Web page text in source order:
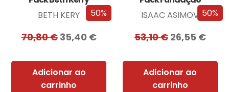
50%
BETH KERY
70,80€ 35,40 €
Adicionar ao
carrinho
50%
ISAAC ASIMOV
53,10€ 26,55 €
Adicionar ao
carrinho